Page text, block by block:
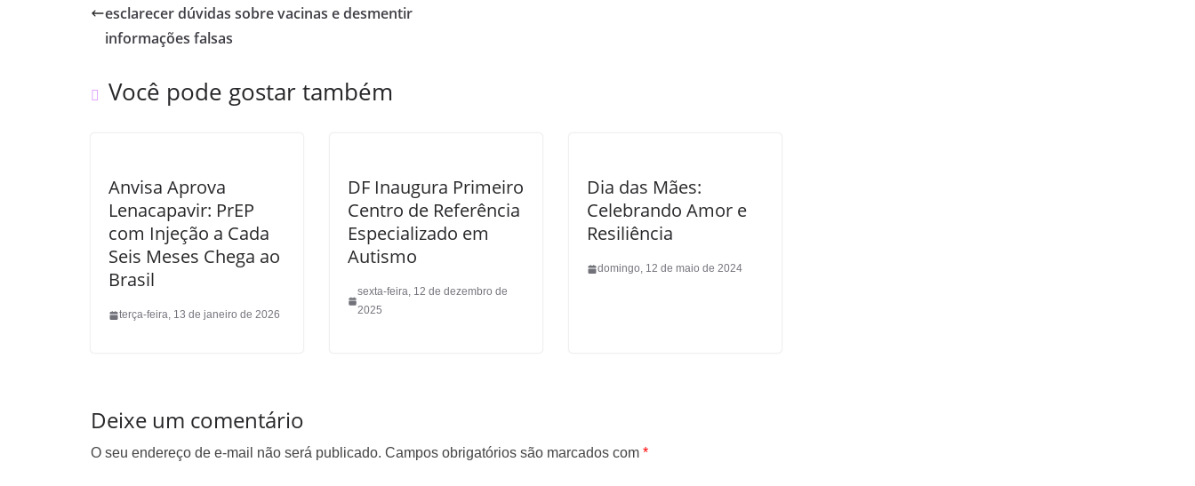
esclarecer dúvidas sobre vacinas e desmentir
informações falsas
Você pode gostar também
Anvisa Aprova
Lenacapavir: PrEP
com Injeção a Cada
Seis Meses Chega ao
Brasil
terça-feira, 13 de janeiro de 2026
DF Inaugura Primeiro
Centro de Referência
Especializado em
Autismo
sexta-feira, 12 de dezembro de
2025
Dia das Mães:
Celebrando Amor e
Resiliência
domingo, 12 de maio de 2024
Deixe um comentário
O seu endereço de e-mail não será publicado. Campos obrigatórios são marcados com *